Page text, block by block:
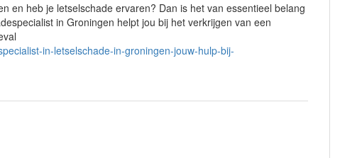
en heb je letselschade ervaren? Dan is het van essentieel belang
in Groningen helpt jou bij het verkrijgen van een
in-letselschade-in-groningen-jouw-hulp-bij-